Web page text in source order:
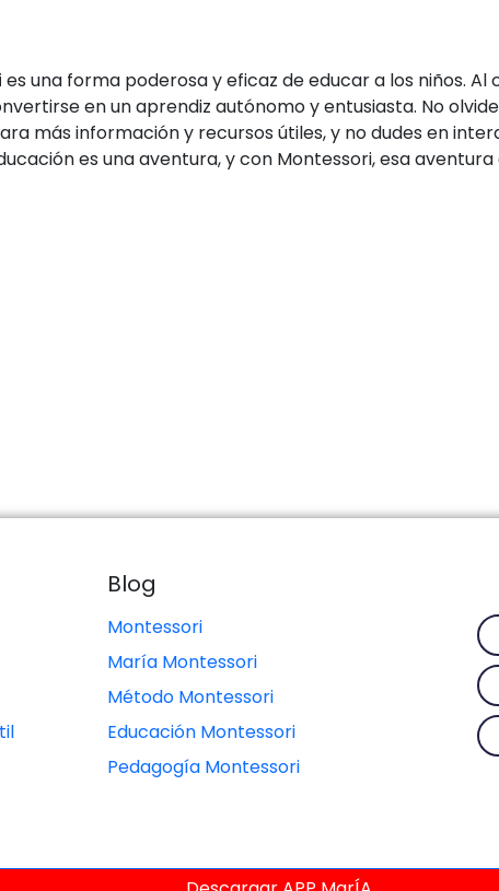
es una forma poderosa y eficaz de educar a los niños.
en un aprendiz autónomo y entusiasta. No
más información y recursos útiles, y no dudes en
es una aventura, y con Montessori, esa
Blog
Montessori
María Montessori
Método Montessori
Educación Montessori
Pedagogía Montessori